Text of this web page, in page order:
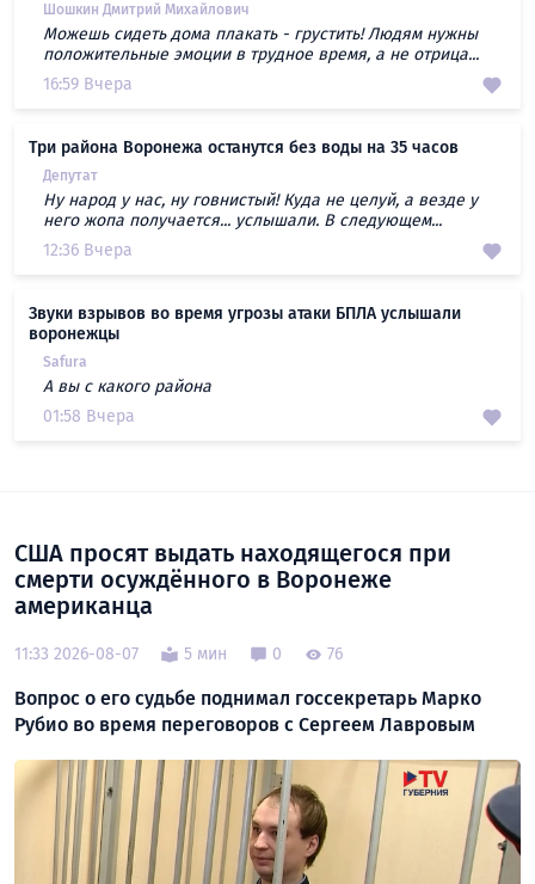
Шошкин Дмитрий Михайлович
Можешь сидеть дома плакать - грустить! Людям нужны
положительные эмоции в трудное время, а не отрица...
16:59 Вчера
Три района Воронежа останутся без воды на 35 часов
Депутат
Ну народ у нас, ну говнистый! Куда не целуй, а везде у
него жопа получается... услышали. В следующем...
12:36 Вчера
Звуки взрывов во время угрозы атаки БПЛА услышали
воронежцы
Safura
А вы с какого района
01:58 Вчера
США просят выдать находящегося при
смерти осуждённого в Воронеже
американца
11:33 2026-08-07 5 мин 0 76
Вопрос о его судьбе поднимал госсекретарь Марко
Рубио во время переговоров с Сергеем Лавровым